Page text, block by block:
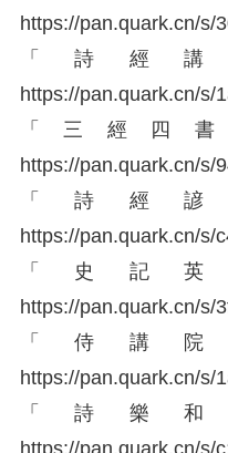
https://pan.quark.cn/s/
「詩經
https://pan.quark.cn/s/
「三經四
https://pan.quark.cn/s/
「詩經
https://pan.quark.cn/s/
「史記
https://pan.quark.cn/s/
「侍講
https://pan.quark.cn/s/
「詩樂
https://pan.quark.cn/s/